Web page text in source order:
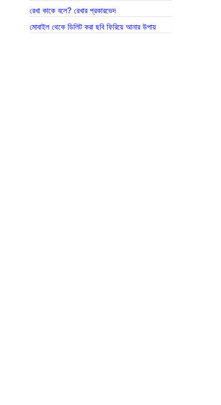
রেখা কাকে বলে? রেখার প্রকারভেদ
মোবাইল থেকে ডিলিট করা ছবি ফিরিয়ে আনার উপায়